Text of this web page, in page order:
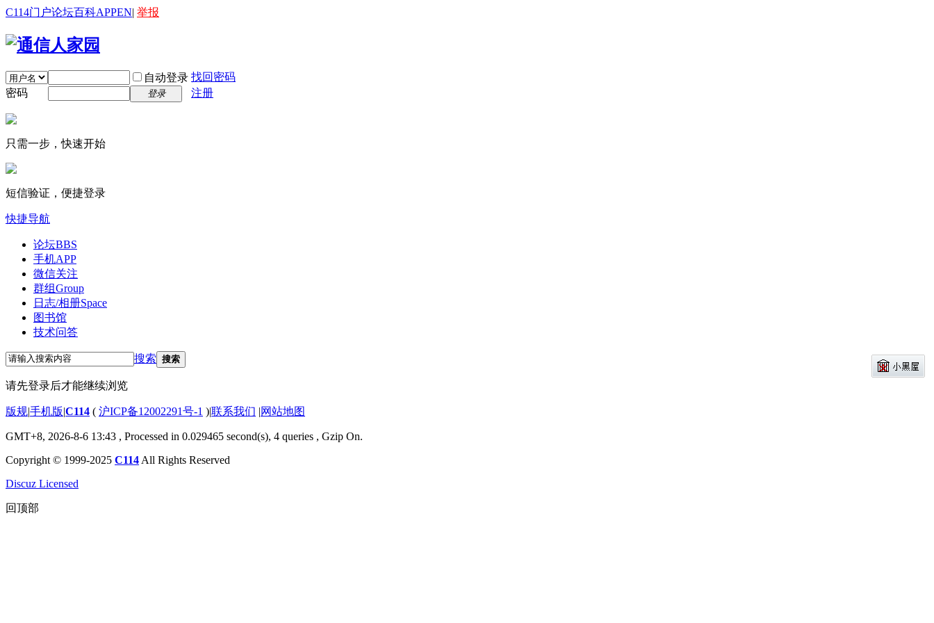
C114门户论坛百科APPEN| 举报
自动登录 找回密码
密码
登录 注册
只需一步，快速开始
短信验证，便捷登录
快捷导航
论坛BBS
手机APP
微信关注
群组Group
日志/相册Space
图书馆
技术问答
搜索 搜索
请先登录后才能继续浏览
版规|手机版|C114 ( 沪ICP备12002291号-1 )|联系我们 |网站地图
GMT+8, 2026-8-6 13:43 , Processed in 0.029465 second(s), 4 queries , Gzip On.
Copyright © 1999-2025 C114 All Rights Reserved
Discuz Licensed
回顶部